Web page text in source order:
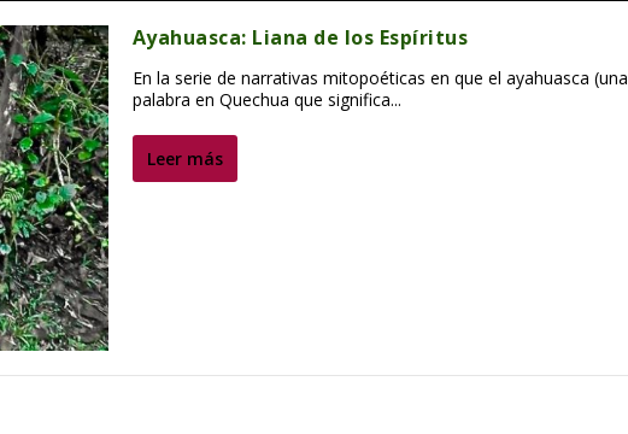
Ayahuasca: Liana de los Espíritus
En la serie de narrativas mitopoéticas en que el ayahuasca (una
palabra en Quechua que significa...
Leer más